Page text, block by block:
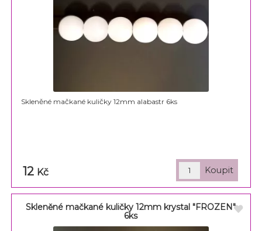
Skleněné mačkané kuličky 12mm alabastr 6ks
12 Kč
Skleněné mačkané kuličky 12mm krystal "FROZEN"
6ks